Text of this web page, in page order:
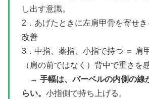
し出す意識。
2．あげたときに左肩甲骨を寄せ
改善
3．中指、薬指、小指で持つ ＝ 肩
（肩の前ではなく）背中で重さを
→ 手幅は、バーベルの内側の線
らい。 小指側で持ち上げる。